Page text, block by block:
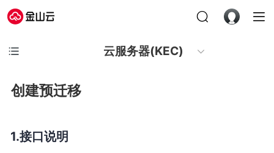
云服务器(KEC)
创建预迁移
接口说明